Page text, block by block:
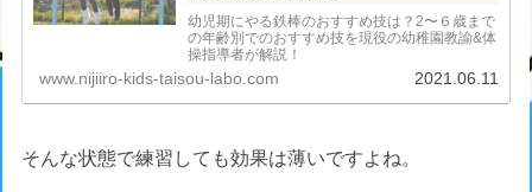
幼児期にやる鉄棒のおすすめ技は？2〜６歳まで
の年齢別でのおすすめ技を現役の幼稚園教諭&体
操指導者が解説！
www.nijiiro-kids-taisou-labo.com 2021.06.11
そんな状態で練習しても効果は薄いですよね。